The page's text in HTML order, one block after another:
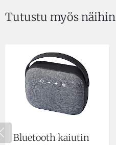
Tutustu myös näihin
Bluetooth kaiutin